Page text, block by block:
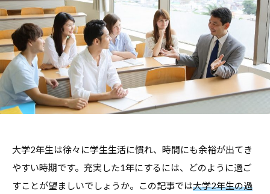
ア
・
就
職
支
援
担
者
の
た
ア
支
援
・
就
職
支
に
関
す
大学2年生は徐々に学生生活に慣れ、時間にも余裕が出てき
やすい時期です。充実した1年にするには、どのように過ご
すことが望ましいでしょうか。この記事では大学2年生の過
援
担
当
者
の
た
め
の
情
報
イ